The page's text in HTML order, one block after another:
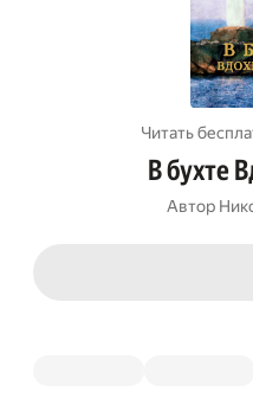
Читать
В бухте
Автор